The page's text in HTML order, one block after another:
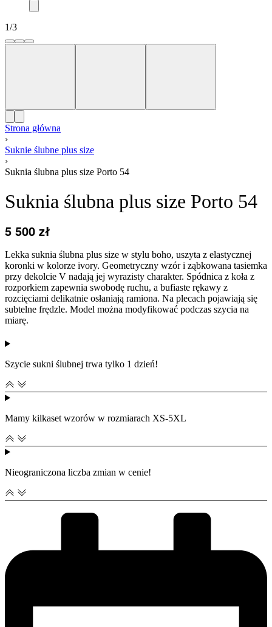
1/3
Strona główna
›
Suknie ślubne plus size
›
Suknia ślubna plus size Porto 54
Suknia ślubna plus size Porto 54
5 500 zł
Lekka suknia ślubna plus size w stylu boho, uszyta z elastycznej
koronki w kolorze ivory. Geometryczny wzór i ząbkowana tasiemka
przy dekolcie V nadają jej wyrazisty charakter. Spódnica z koła z
rozporkiem zapewnia swobodę ruchu, a bufiaste rękawy z
rozcięciami delikatnie osłaniają ramiona. Na plecach pojawiają się
subtelne frędzle. Model można modyfikować podczas szycia na
miarę.
Szycie sukni ślubnej trwa tylko 1 dzień!
Mamy kilkaset wzorów w rozmiarach XS-5XL
Nieograniczona liczba zmian w cenie!